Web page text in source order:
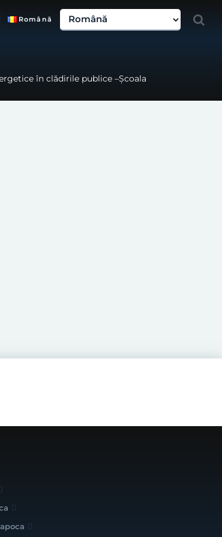
Română
în clădirile publice –Școala